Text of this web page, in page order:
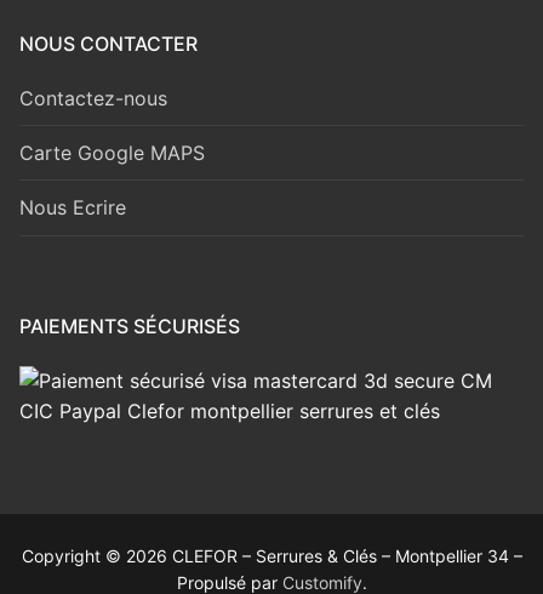
NOUS CONTACTER
Contactez-nous
Carte Google MAPS
Nous Ecrire
PAIEMENTS SÉCURISÉS
Copyright © 2026 CLEFOR – Serrures & Clés – Montpellier 34 –
Propulsé par Customify.